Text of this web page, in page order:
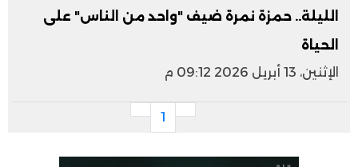
الليلة.. حمزة نمرة ضيف "واحد من الناس" على
الحياة
الإثنين، 13 أبريل 2026 09:12 م
1